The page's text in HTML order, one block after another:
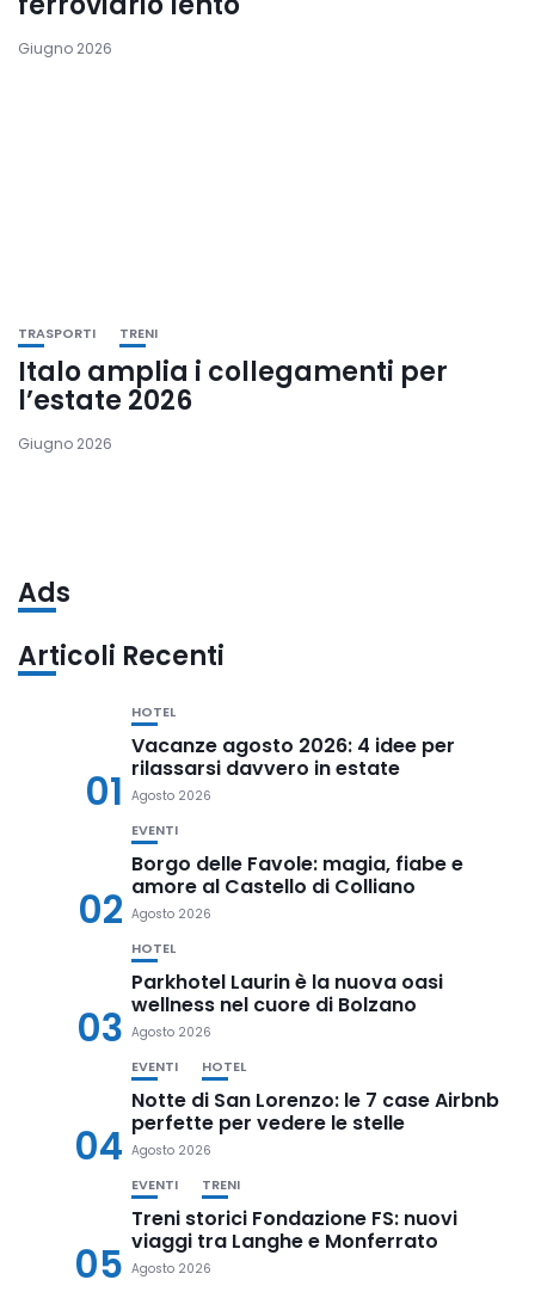
Giugno 2026
TRASPORTI TRENI
Italo amplia i collegamenti per
l’estate 2026
Giugno 2026
Ads
Articoli Recenti
01
HOTEL
Vacanze agosto 2026: 4 idee per
rilassarsi davvero in estate
Agosto 2026
02
EVENTI
Borgo delle Favole: magia, fiabe e
amore al Castello di Colliano
Agosto 2026
03
HOTEL
Parkhotel Laurin è la nuova oasi
wellness nel cuore di Bolzano
Agosto 2026
04
EVENTI HOTEL
Notte di San Lorenzo: le 7 case Airbnb
perfette per vedere le stelle
Agosto 2026
05
EVENTI TRENI
Treni storici Fondazione FS: nuovi
viaggi tra Langhe e Monferrato
Agosto 2026